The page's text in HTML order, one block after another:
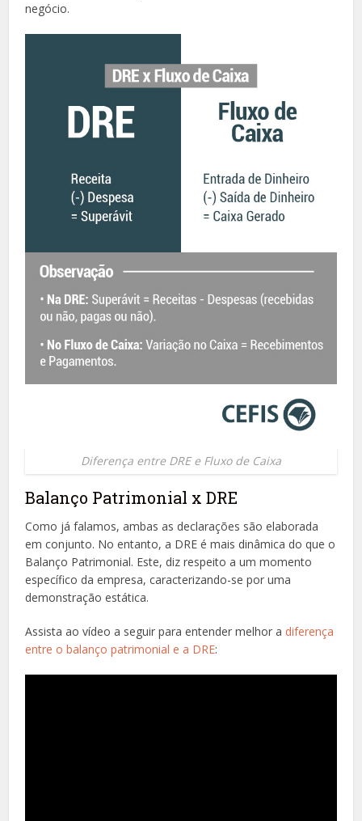
negócio.
Diferença entre DRE e Fluxo de Caixa
Balanço Patrimonial x DRE
Como já falamos, ambas as declarações são elaborada
em conjunto. No entanto, a DRE é mais dinâmica do que o
Balanço Patrimonial. Este, diz respeito a um momento
específico da empresa, caracterizando-se por uma
demonstração estática.
Assista ao vídeo a seguir para entender melhor a diferença
entre o balanço patrimonial e a DRE: